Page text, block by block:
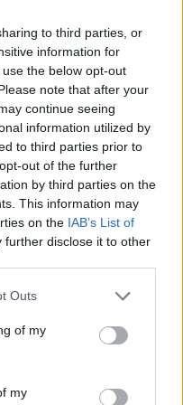
to third parties, or
information for
the below opt-out
note that after your
continue seeing
information utilized by
to third parties prior to
out of the further
by third parties on the
This information may
on the IAB’s List of
further disclose it to other
Outs
of my
my
οδοποιίας στο
Σάββατο η Κρήτη
το Ταμείο
Αλληλεγγύης του